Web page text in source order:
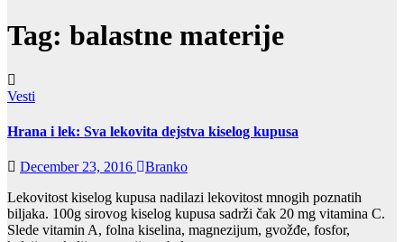
Tag: balastne materije
Vesti
Hrana i lek: Sva lekovita dejstva kiselog kupusa
December 23, 2016
Branko
Lekovitost kiselog kupusa nadilazi lekovitost mnogih poznatih
biljaka. 100g sirovog kiselog kupusa sadrži čak 20 mg vitamina C.
Slede vitamin A, folna kiselina, magnezijum, gvožđe, fosfor,